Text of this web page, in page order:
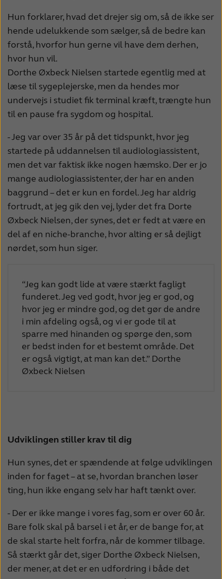
Hun forklarer, hvad det drejer sig om, så de ikke ser
hende udelukkende som sælger, så de bedre kan
forstå, hvorfor hun gerne vil have dem derhen,
hvor hun vil.
Dorthe Øxbeck Nielsen startede egentlig med at
læse til sygeplejerske, men da hendes mor
undervejs i studiet fik terminal kræft, trængte hun
til en pause fra sygdom og hospital.
- Jeg var over 35 år på det tidspunkt, hvor jeg
startede på uddannelsen til audiologiassistent,
men det var faktisk ikke nogen hæmsko. Der er jo
mange audiologiassistenter, der har en anden
baggrund – det er kun en fordel. Jeg har aldrig
fortrudt, at jeg gik den vej, lyder det fra Dorte
Øxbeck Nielsen, der synes, det er fedt at være en
del af en niche-branche, hvor alting er så dejligt
nørdet, som hun siger.
“Jeg kan godt lide at være stærkt fagligt
funderet. Jeg ved godt, hvor jeg er god, og
hvor jeg er mindre god, og det gør de andre
i min afdeling også, og vi er gode til at
sparre med hinanden og spørge den, som
er bedst inden for et bestemt område. Det
er også vigtigt, at man kan det.” Dorthe
Øxbeck Nielsen
Udviklingen stiller krav til dig
Hun synes, det er spændende at følge udviklingen
inden for faget – at se, hvordan branchen løser
ting, hun ikke engang selv har haft tænkt over.
- Der er ikke mange i vores fag, som er over 60 år.
Bare folk skal på barsel i et år, er de bange for, at
de skal starte helt forfra, når de kommer tilbage.
Så stærkt går det, siger Dorthe Øxbeck Nielsen,
der mener, at det er en udfordring i både det